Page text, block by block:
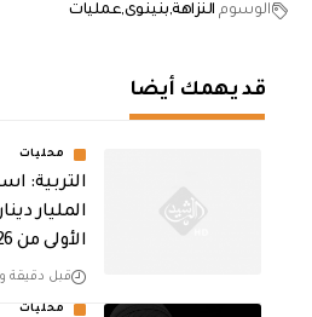
الوسوم النزاهة بنينوىعمليات
قد يهمك أيضا
محليات
التربية:
المليار
الأولى من 2026
قبل دقيقة
محليات